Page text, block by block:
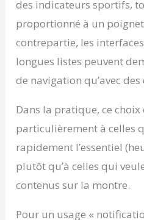
des indicateurs sportifs,
proportionné à un
contrepartie, les
longues listes peuvent
de navigation qu’avec
Dans la pratique, ce choix
particulièrement à celles
rapidement l’essentiel
plutôt qu’à celles qui
contenus sur la montre.
Pour un usage «